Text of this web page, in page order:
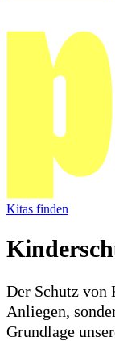
Kitas finden
Der Schutz von
Anliegen,
Grundlage